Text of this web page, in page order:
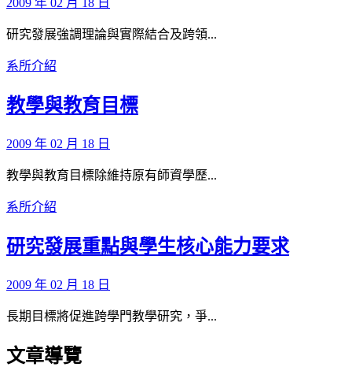
2009 年 02 月 18 日
研究發展強調理論與實際結合及跨領...
系所介紹
教學與教育目標
2009 年 02 月 18 日
教學與教育目標除維持原有師資學歷...
系所介紹
研究發展重點與學生核心能力要求
2009 年 02 月 18 日
長期目標將促進跨學門教學研究，爭...
文章導覽